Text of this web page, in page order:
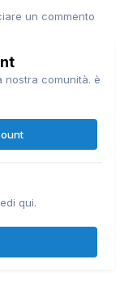
un commento
nostra comunità. è
qui.